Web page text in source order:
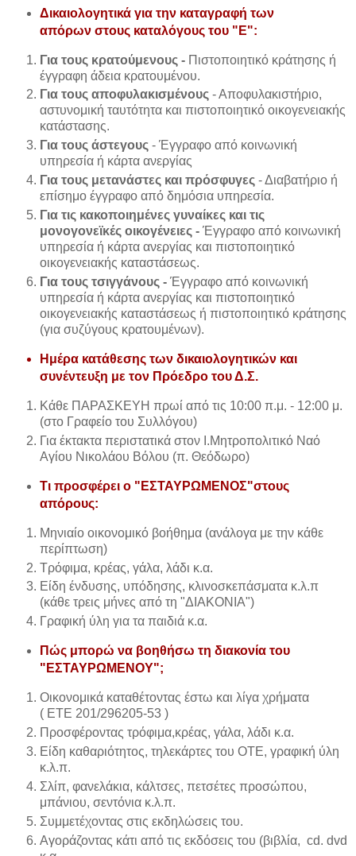
Δικαιολογητικά για την καταγραφή των
απόρων στους καταλόγους του "Ε":
Για τους κρατούμενους - Πιστοποιητικό κράτησης ή
έγγραφη άδεια κρατουμένου.
Για τους αποφυλακισμένους - Αποφυλακιστήριο,
αστυνομική ταυτότητα και πιστοποιητικό οικογενειακής
κατάστασης.
Για τους άστεγους - Έγγραφο από κοινωνική
υπηρεσία ή κάρτα ανεργίας
Για τους μετανάστες και πρόσφυγες - Διαβατήριο ή
επίσημο έγγραφο από δημόσια υπηρεσία.
Για τις κακοποιημένες γυναίκες και τις
μονογονεϊκές οικογένειες - Έγγραφο από κοινωνική
υπηρεσία ή κάρτα ανεργίας και πιστοποιητικό
οικογενειακής καταστάσεως.
Για τους τσιγγάνους - Έγγραφο από κοινωνική
υπηρεσία ή κάρτα ανεργίας και πιστοποιητικό
οικογενειακής καταστάσεως ή πιστοποιητικό κράτησης
(για συζύγους κρατουμένων).
Ημέρα κατάθεσης των δικαιολογητικών και
συνέντευξη με τον Πρόεδρο του Δ.Σ.
Κάθε ΠΑΡΑΣΚΕΥΗ πρωί από τις 10:00 π.μ. - 12:00 μ.
(στο Γραφείο του Συλλόγου)
Για έκτακτα περιστατικά στον Ι.Μητροπολιτικό Ναό
Αγίου Νικολάου Βόλου (π. Θεόδωρο)
Τι προσφέρει ο "ΕΣΤΑΥΡΩΜΕΝΟΣ"στους
απόρους:
Μηνιαίο οικονομικό βοήθημα (ανάλογα με την κάθε
περίπτωση)
Τρόφιμα, κρέας, γάλα, λάδι κ.α.
Είδη ένδυσης, υπόδησης, κλινοσκεπάσματα κ.λ.π
(κάθε τρεις μήνες από τη "ΔΙΑΚΟΝΙΑ")
Γραφική ύλη για τα παιδιά κ.α.
Πώς μπορώ να βοηθήσω τη διακονία του
"ΕΣΤΑΥΡΩΜΕΝΟΥ";
Οικονομικά καταθέτοντας έστω και λίγα χρήματα
( ΕΤΕ 201/296205-53 )
Προσφέροντας τρόφιμα,κρέας, γάλα, λάδι κ.α.
Είδη καθαριότητος, τηλεκάρτες του ΟΤΕ, γραφική ύλη
κ.λ.π.
Σλίπ, φανελάκια, κάλτσες, πετσέτες προσώπου,
μπάνιου, σεντόνια κ.λ.π.
Συμμετέχοντας στις εκδηλώσεις του.
Αγοράζοντας κάτι από τις εκδόσεις του (βιβλία, cd. dvd